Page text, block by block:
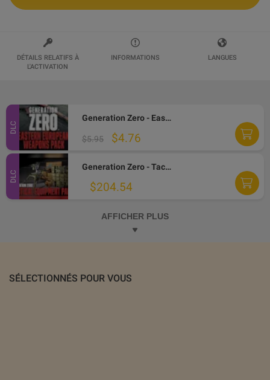
DÉTAILS RELATIFS À
L'ACTIVATION
INFORMATIONS LANGUES
DLC
Generation Zero - Eastern European Weapons Pack DLC PC Steam CD Key
$5.95 $4.76
DLC
Generation Zero - Tactical Equipment Pack DLC PC Steam CD Key
$204.54
AFFICHER PLUS
SÉLECTIONNÉS POUR VOUS